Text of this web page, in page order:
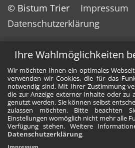
Ihre Wahlmöglichkeiten
Wir möchten Ihnen ein optimales
verwenden wir Cookies, die für das
notwendig sind. Mit Ihrer Zustimmung
die zur Anzeige externer Inhalte oder zu
genutzt werden. Sie können selbst
zulassen möchten. Bitte beachten
Einstellungen womöglich nicht mehr alle
Verfügung stehen. Weitere
Datenschutzerklärung.
© Bistum Trier
Impressum
Datenschutzerklärung